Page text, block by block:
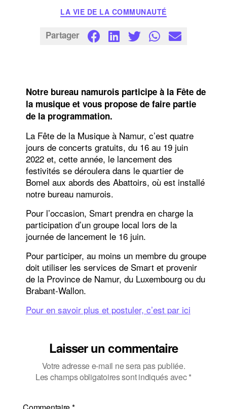
à
propositions:
de
la
Catégories
LA VIE DE LA COMMUNAUTÉ
Partager
Notre bureau namurois participe à la Fête de
la musique et vous propose de faire partie
de la programmation.
La Fête de la Musique à Namur, c’est quatre
jours de concerts gratuits, du 16 au 19 juin
2022 et, cette année, le lancement des
festivités se déroulera dans le quartier de
Bomel aux abords des Abattoirs, où est installé
notre bureau namurois.
Pour l’occasion, Smart prendra en charge la
participation d’un groupe local lors de la
journée de lancement le 16 juin.
Pour participer, au moins un membre du groupe
doit utiliser les services de Smart et provenir
de la Province de Namur, du Luxembourg ou du
Brabant-Wallon.
Pour en savoir plus et postuler, c’est par ici
Laisser un commentaire
Votre adresse e-mail ne sera pas publiée.
Les champs obligatoires sont indiqués avec*